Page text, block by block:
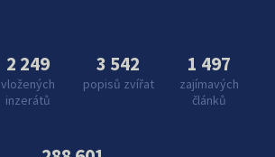
2 249
vložených
inzerátů
3 542
popisů zvířat
1 497
zajímavých
článků